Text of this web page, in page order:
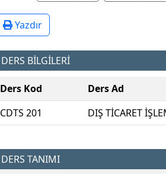
Yazdır
DERS BİLGİLERİ
Ders Kod
Ders Ad
CDTS 201
DIŞ TİCARET
DERS TANIMI